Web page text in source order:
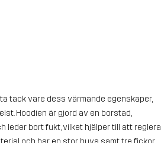
tack vare dess värmande egenskaper,
Hoodien är gjord av en borstad,
leder bort fukt, vilket hjälper till att reglera